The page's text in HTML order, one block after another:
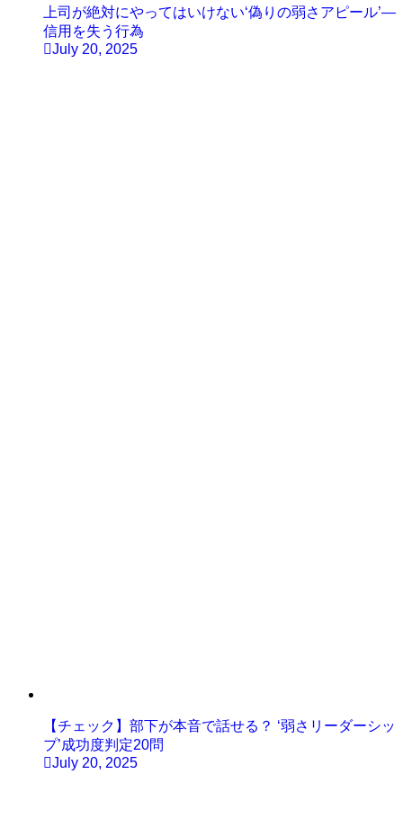
上司が絶対にやってはいけない‘偽りの弱さアピール’—
信用を失う行為
July 20, 2025
【チェック】部下が本音で話せる？ ‘弱さリーダーシッ
プ’成功度判定20問
July 20, 2025